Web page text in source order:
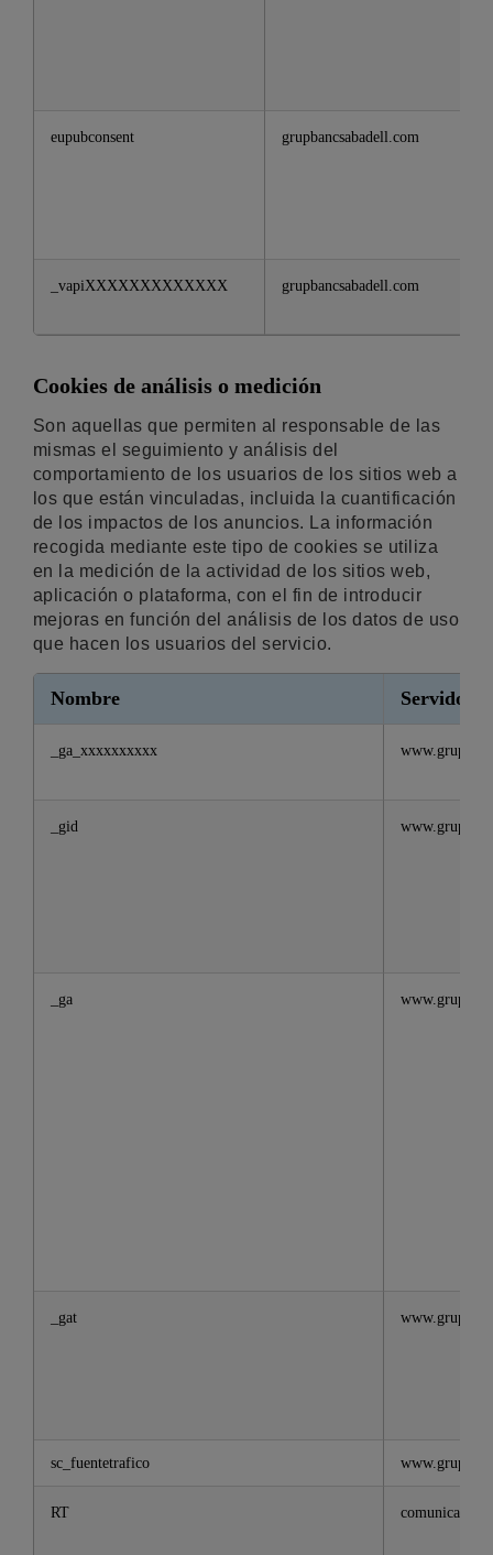
eupubconsent grupbancsabadell.com
_vapiXXXXXXXXXXXXX grupbancsabadell.com
Cookies de análisis o medición
Son aquellas que permiten al responsable de las
mismas el seguimiento y análisis del
comportamiento de los usuarios de los sitios web a
los que están vinculadas, incluida la cuantificación
de los impactos de los anuncios. La información
recogida mediante este tipo de cookies se utiliza
en la medición de la actividad de los sitios web,
aplicación o plataforma, con el fin de introducir
mejoras en función del análisis de los datos de uso
que hacen los usuarios del servicio.
Nombre Servidor
_ga_xxxxxxxxxx
_gid
_ga
_gat
sc_fuentetrafico
RT